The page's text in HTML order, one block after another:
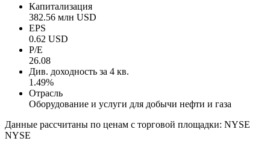
Капитализация
382.56 млн USD
EPS
0.62 USD
P/E
26.08
Див. доходность за 4 кв.
1.49%
Отрасль
Оборудование и услуги для добычи нефти и газа
Данные рассчитаны по ценам с торговой площадки: NYSE
NYSE